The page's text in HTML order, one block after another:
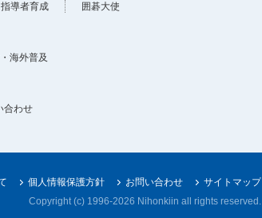
指導者育成 囲碁大使
海外普及
合わせ
個人情報保護方針 お問い合わせ
サイトマップ
Copyright (c) 1996-2026 Nihonkiin all rights reserved.